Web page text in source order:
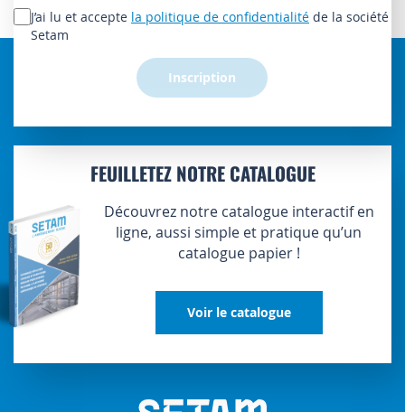
lettre
d’information
J’ai lu et accepte la politique de confidentialité de la société
Setam
Inscription
FEUILLETEZ NOTRE CATALOGUE
Découvrez notre catalogue interactif en
ligne, aussi simple et pratique qu’un
catalogue papier !
Voir le catalogue